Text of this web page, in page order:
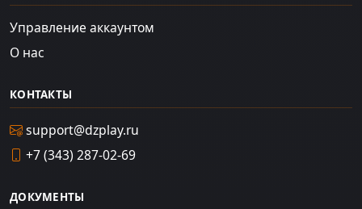
Управление аккаунтом
О нас
КОНТАКТЫ
support@dzplay.ru
+7 (343) 287-02-69
ДОКУМЕНТЫ